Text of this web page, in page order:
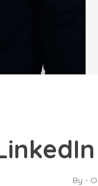
By -